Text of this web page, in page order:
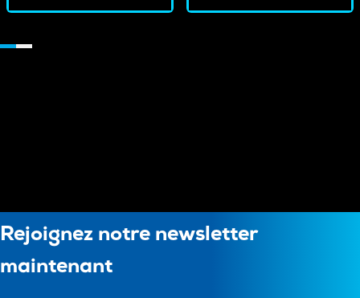
Rejoignez notre newsletter
maintenant